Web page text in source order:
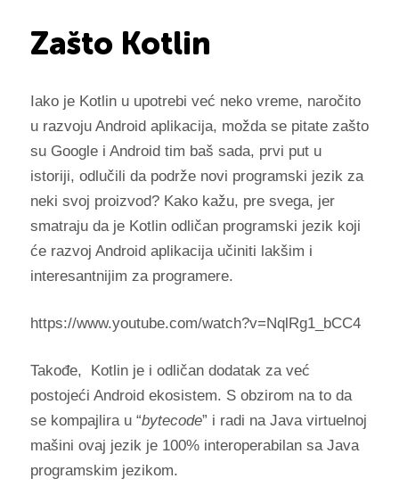
Zašto Kotlin
Iako je Kotlin u upotrebi već neko vreme, naročito
u razvoju Android aplikacija, možda se pitate zašto
su Google i Android tim baš sada, prvi put u
istoriji, odlučili da podrže novi programski jezik za
neki svoj proizvod? Kako kažu, pre svega, jer
smatraju da je Kotlin odličan programski jezik koji
će razvoj Android aplikacija učiniti lakšim i
interesantnijim za programere.
https://www.youtube.com/watch?v=NqlRg1_bCC4
Takođe, Kotlin je i odličan dodatak za već
postojeći Android ekosistem. S obzirom na to da
se kompajlira u “bytecode” i radi na Java virtuelnoj
mašini ovaj jezik je 100% interoperabilan sa Java
programskim jezikom.